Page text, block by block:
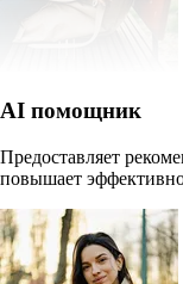
AI помощник
Предоставляет
повышает